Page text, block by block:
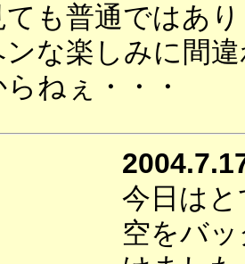
も普通ではあ
な楽しみに間
ねぇ・・・
今日は
空をバ